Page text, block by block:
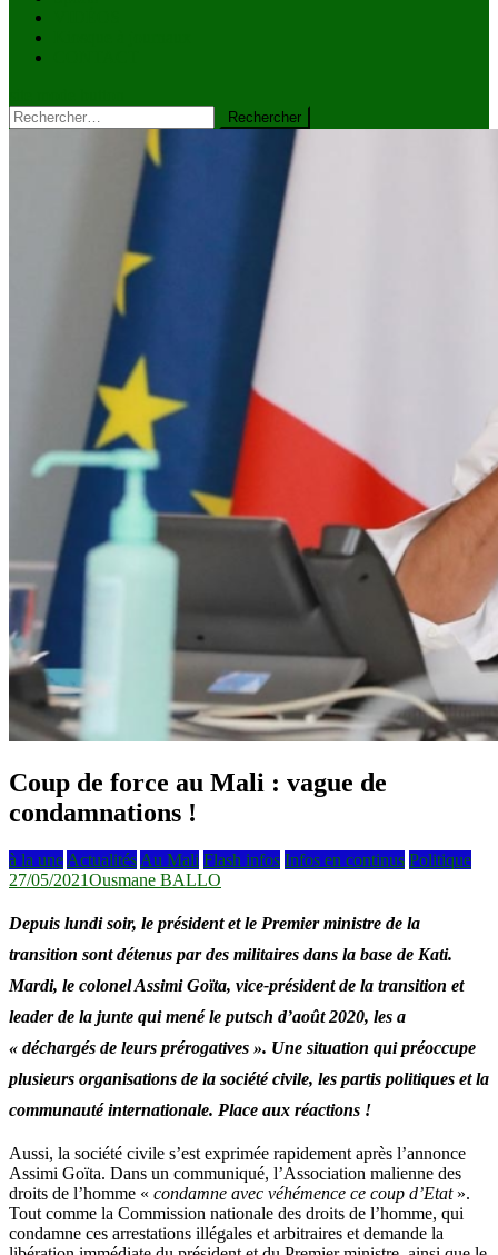
Rechercher :
Coup de force au Mali : vague de
condamnations !
à la une Actualités Au Mali Flash infos Infos en continus Politique
27/05/2021Ousmane BALLO
Depuis lundi soir, le président et le Premier ministre de la
transition sont détenus par des militaires dans la base de Kati.
Mardi, le colonel Assimi Goïta, vice-président de la transition et
leader de la junte qui mené le putsch d’août 2020, les a
« déchargés de leurs prérogatives ». Une situation qui préoccupe
plusieurs organisations de la société civile, les partis politiques et la
communauté internationale. Place aux réactions !
Aussi, la société civile s’est exprimée rapidement après l’annonce
Assimi Goïta. Dans un communiqué, l’Association malienne des
droits de l’homme « condamne avec véhémence ce coup d’Etat ».
Tout comme la Commission nationale des droits de l’homme, qui
condamne ces arrestations illégales et arbitraires et demande la